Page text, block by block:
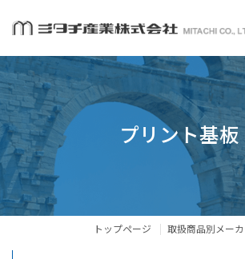
プリント基板
トップページ 取扱商品別メー